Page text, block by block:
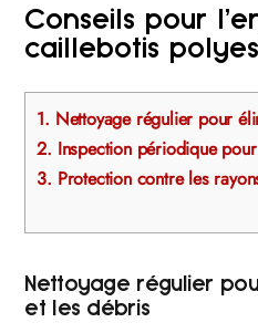
Conseils pour
caillebotis
1. Nettoyage régulier pour
2. Inspection périodique
3. Protection contre les
Nettoyage régulier
et les débris